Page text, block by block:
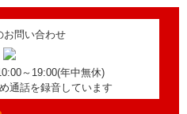
お問い合わせ
～19:00(年中無休)
通話を録音しています